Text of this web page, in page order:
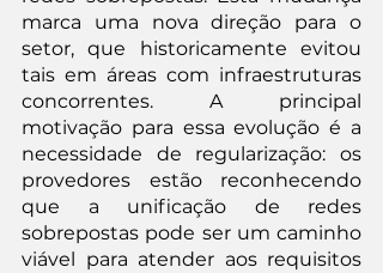
marca uma nova direção para o
setor, que historicamente evitou
tais em áreas com infraestruturas
concorrentes. A principal
motivação para essa evolução é a
necessidade de regularização: os
provedores estão reconhecendo
que a unificação de redes
sobrepostas pode ser um caminho
viável para atender aos requisitos